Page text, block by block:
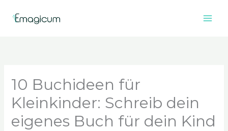
Inhalt
10 Buchideen für
Kleinkinder: Schreib dein
eigenes Buch für dein Kind